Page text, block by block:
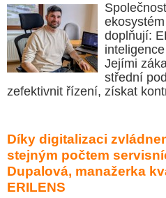
doplňují:
Jejími
střední
zefektivnit řízení, získat
Díky digitalizaci
stejným počtem
Dupalová, manažerka
ERILENS